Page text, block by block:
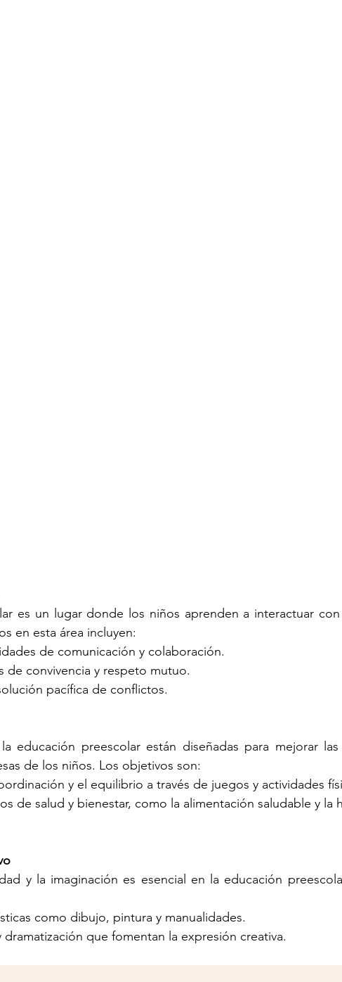
es un lugar donde los niños aprenden a interactuar
en esta área incluyen:
de comunicación y colaboración.
de convivencia y respeto mutuo.
pacífica de conflictos.
educación preescolar están diseñadas para mejorar
de los niños. Los objetivos son:
y el equilibrio a través de juegos y actividades
de salud y bienestar, como la alimentación saludable y la
y la imaginación es esencial en la educación
como dibujo, pintura y manualidades.
que fomentan la expresión creativa.